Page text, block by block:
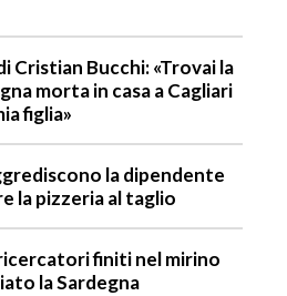
Cristian Bucchi: «Trovai la
morta in casa a Cagliari
figlia»
la dipendente
la pizzeria al taglio
finiti nel mirino
la Sardegna